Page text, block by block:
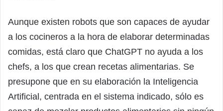
Aunque existen robots que son capaces de ayudar
a los cocineros a la hora de elaborar determinadas
comidas, está claro que ChatGPT no ayuda a los
chefs, a los que crean recetas alimentarias. Se
presupone que en su elaboración la Inteligencia
Artificial, centrada en el sistema indicado, sólo es